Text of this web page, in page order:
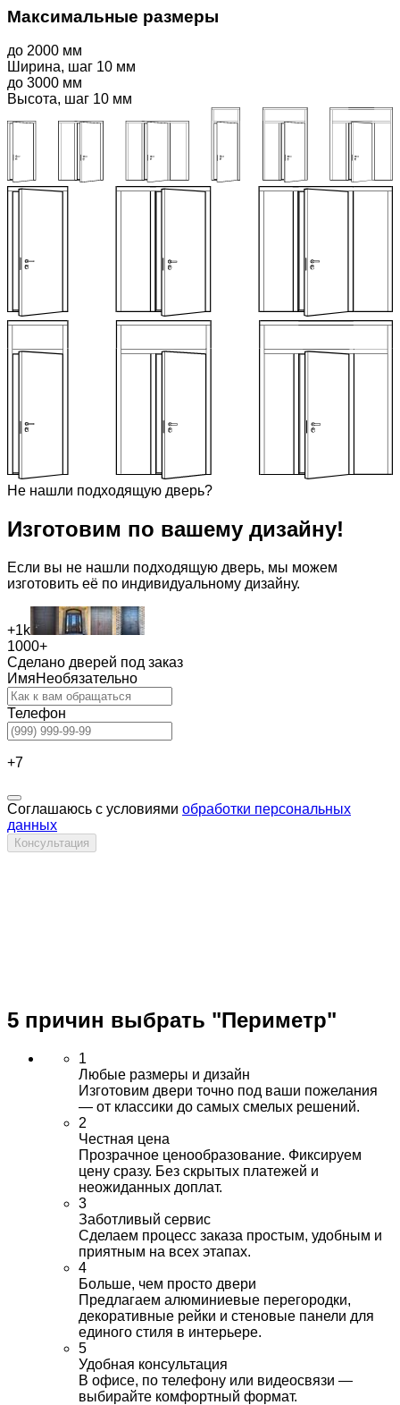
Максимальные размеры
до 2000 мм
Ширина, шаг 10 мм
до 3000 мм
Высота, шаг 10 мм
Не нашли подходящую дверь?
Изготовим по вашему дизайну!
Если вы не нашли подходящую дверь, мы можем
изготовить её по индивидуальному дизайну.
+1k
1000+
Сделано дверей под заказ
ИмяНеобязательно
Телефон
+7
Соглашаюсь с условиями обработки персональных
данных
Консультация
5 причин выбрать "Периметр"
1
Любые размеры и дизайн
Изготовим двери точно под ваши пожелания
— от классики до самых смелых решений.
2
Честная цена
Прозрачное ценообразование. Фиксируем
цену сразу. Без скрытых платежей и
неожиданных доплат.
3
Заботливый сервис
Сделаем процесс заказа простым, удобным и
приятным на всех этапах.
4
Больше, чем просто двери
Предлагаем алюминиевые перегородки,
декоративные рейки и стеновые панели для
единого стиля в интерьере.
5
Удобная консультация
В офисе, по телефону или видеосвязи —
выбирайте комфортный формат.